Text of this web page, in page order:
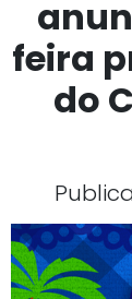
feira
do